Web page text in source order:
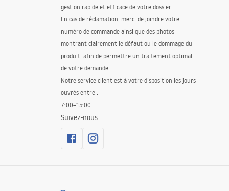
gestion rapide et efficace de votre dossier.
En cas de réclamation, merci de joindre votre
numéro de commande ainsi que des photos
montrant clairement le défaut ou le dommage du
produit, afin de permettre un traitement optimal
de votre demande.
Notre service client est à votre disposition les jours
ouvrés entre :
7:00–15:00
Suivez-nous